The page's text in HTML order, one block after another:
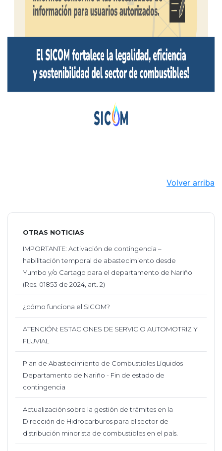
Volver arriba
OTRAS NOTICIAS
IMPORTANTE: Activación de contingencia –
habilitación temporal de abastecimiento desde
Yumbo y/o Cartago para el departamento de Nariño
(Res. 01853 de 2024, art. 2)
¿cómo funciona el SICOM?
ATENCIÓN: ESTACIONES DE SERVICIO AUTOMOTRIZ Y
FLUVIAL
Plan de Abastecimiento de Combustibles Líquidos
Departamento de Nariño - Fin de estado de
contingencia
Actualización sobre la gestión de trámites en la
Dirección de Hidrocarburos para el sector de
distribución minorista de combustibles en el país.